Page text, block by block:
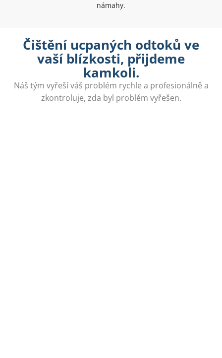
námahy.
Čištění ucpaných odtoků ve
vaší blízkosti, přijdeme
kamkoli.
Náš tým vyřeší váš problém rychle a profesionálně a
zkontroluje, zda byl problém vyřešen.